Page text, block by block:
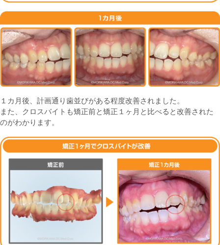
１カ月後、計画通り歯並びがある程度改善されました。
また、クロスバイトも矯正前と矯正１ヶ月と比べると改善された
のがわかります。